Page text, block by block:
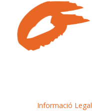
Informació Legal